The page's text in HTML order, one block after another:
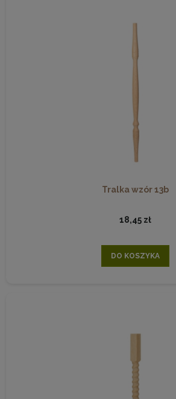
Tralka wzór 13b
18,45 zł
DO KOSZYKA